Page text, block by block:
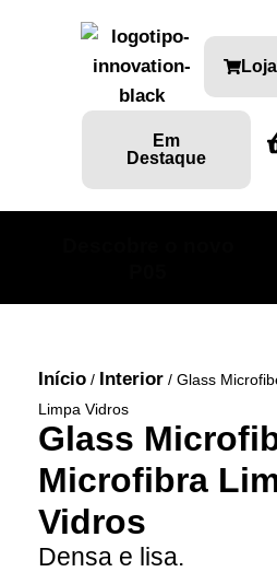
Loja
Em
Destaque
Início / Interior / Glass
Limpa Vidros
Glass
Microfibra
Vidros
Densa e lisa.